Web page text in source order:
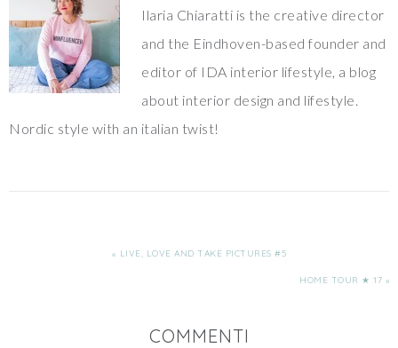
Ilaria Chiaratti is the creative director
and the Eindhoven-based founder and
editor of IDA interior lifestyle, a blog
about interior design and lifestyle.
Nordic style with an italian twist!
« LIVE, LOVE AND TAKE PICTURES #5
HOME TOUR ★ 17 »
COMMENTI